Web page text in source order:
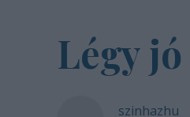
Légy
szinhazhu